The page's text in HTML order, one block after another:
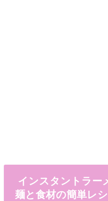
インスタントラー
麺と食材の簡単レ